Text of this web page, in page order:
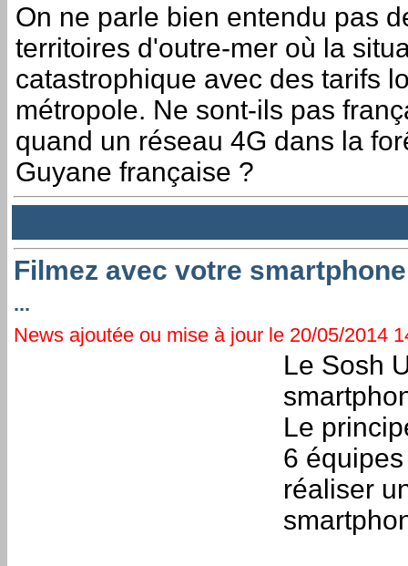
On ne parle bien entendu pas
territoires d'outre-mer où la
catastrophique avec des tarifs
métropole. Ne sont-ils pas
quand un réseau 4G dans la
Guyane française ?
Filmez avec votre
...
News ajoutée ou mise à jour le 20/05/2014
Le Sosh
Le
6
réaliser